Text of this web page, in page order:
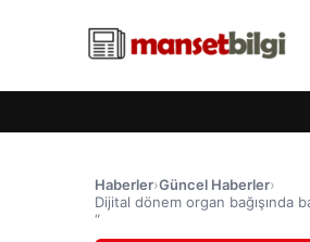
Haberler›Güncel Haberler›
Dijital dönem organ bağışında
“